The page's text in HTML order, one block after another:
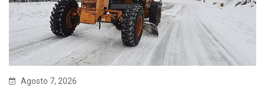
Agosto 7, 2026